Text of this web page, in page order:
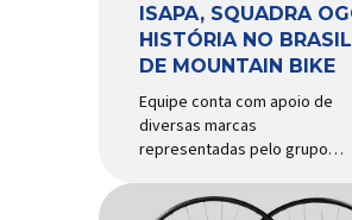
ISAPA, SQUADRA
HISTÓRIA NO
DE MOUNTAIN BIKE
Equipe conta com apoio de
diversas marcas
representadas pelo grupo
Finish Lline, Park Tool, Protaper